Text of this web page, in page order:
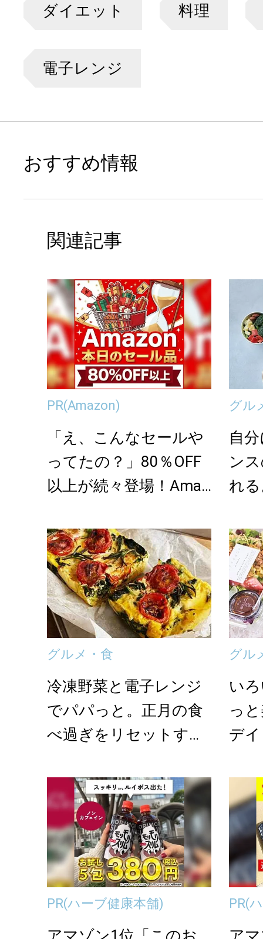
ダイエット 料理
電子レンジ
おすすめ情報
関連記事
PR(Amazon)
「え、こんなセールや
ってたの？」80％OFF
以上が続々登場！Amaz
グル
自
ン
れ
グルメ・食
冷凍野菜と電子レンジ
でパパっと。正月の食
べ過ぎをリセットする
グル
い
っ
デ
PR(ハーブ健康本舗)
アマゾン1位「このお
PR(
ア